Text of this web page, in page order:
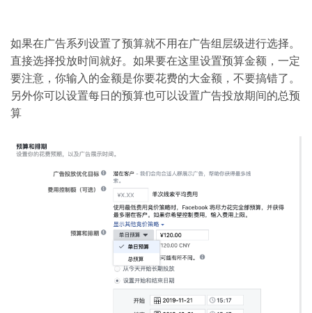
如果在广告系列设置了预算就不用在广告组层级进行选择。
直接选择投放时间就好。如果要在这里设置预算金额，一定
要注意，你输入的金额是你要花费的大金额，不要搞错了。
另外你可以设置每日的预算也可以设置广告投放期间的总预
算